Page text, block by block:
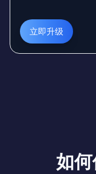
立即升级
如